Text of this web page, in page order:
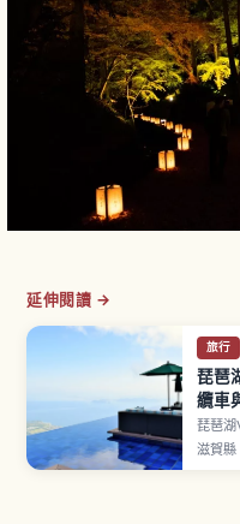
延伸閱讀 →
旅行
琵琶
纜車
琵琶
市，是
車約5
滋賀縣